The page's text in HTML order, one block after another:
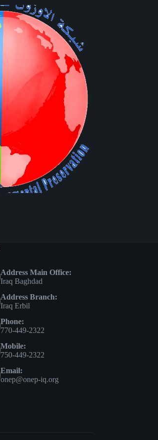
Address Main Office:
Iraq Baghdad
Address Branch:
Iraq Erbil
Phone:
770-449-2322
Mobile:
750-449-2322
Email:
onep@onep-iq.org